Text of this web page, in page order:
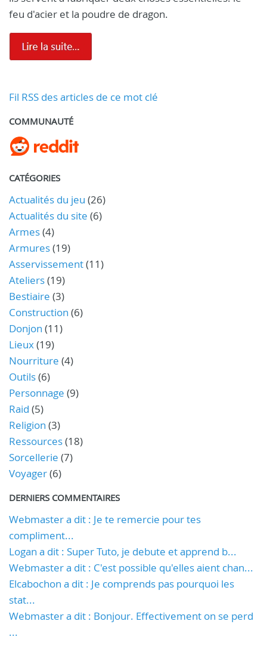
feu d'acier et la poudre de dragon.
Fil RSS des articles de ce mot clé
COMMUNAUTÉ
CATÉGORIES
Actualités du jeu (26)
Actualités du site (6)
Armes(4)
Armures(19)
Asservissement(11)
Ateliers(19)
Bestiaire (3)
Construction (6)
Donjon (11)
Lieux(19)
Nourriture (4)
Outils(6)
Personnage (9)
Raid (5)
Religion (3)
Ressources(18)
Sorcellerie (7)
Voyager(6)
DERNIERS COMMENTAIRES
Webmaster a dit : Je te remercie pour tes
compliment...
Logan a dit : Super Tuto, je debute et apprend b...
Webmaster a dit : C'est possible qu'elles aient chan...
Elcabochon a dit : Je comprends pas pourquoi les
stat...
Webmaster a dit : Bonjour. Effectivement on se perd
...